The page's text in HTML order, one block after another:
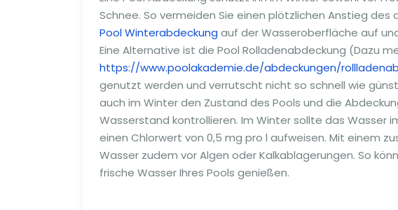
Schnee. So vermeiden Sie einen plötzlichen Anstieg
Pool Winterabdeckung auf der Wasseroberfläche auf
Eine Alternative ist die Pool Rolladenabdeckung (Dazu
https://www.poolakademie.de/abdeckungen/
genutzt werden und verrutscht nicht so schnell wie
auch im Winter den Zustand des Pools und die
Wasserstand kontrollieren. Im Winter sollte das Wasser
einen Chlorwert von 0,5 mg pro l aufweisen. Mit einem
Wasser zudem vor Algen oder Kalkablagerungen. So
frische Wasser Ihres Pools genießen.